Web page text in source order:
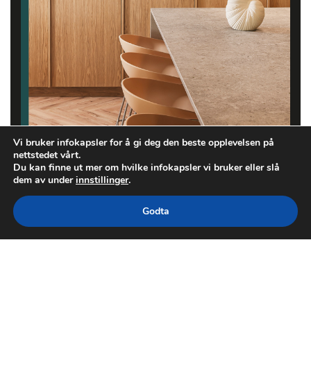
Vi bruker infokapsler for å gi deg den beste opplevelsen på
nettstedet vårt.
Du kan finne ut mer om hvilke infokapsler vi bruker eller slå
dem av underinnstillinger.
Godta